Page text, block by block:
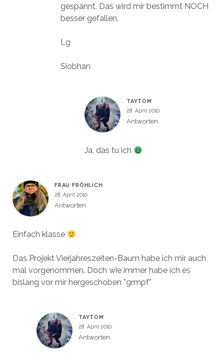
gespannt. Das wird mir bestimmt NOCH
besser gefallen.
Lg
Siobhan
TAYTOM
28. April 2010
Antworten
Ja, das tu ich
FRAU FRÖHLICH
28. April 2010
Antworten
Einfach klasse
Das Projekt Vierjahreszeiten-Baum habe ich mir auch
mal vorgenommen. Doch wie immer habe ich es
bislang vor mir hergeschoben *grmpf*
TAYTOM
28. April 2010
Antworten